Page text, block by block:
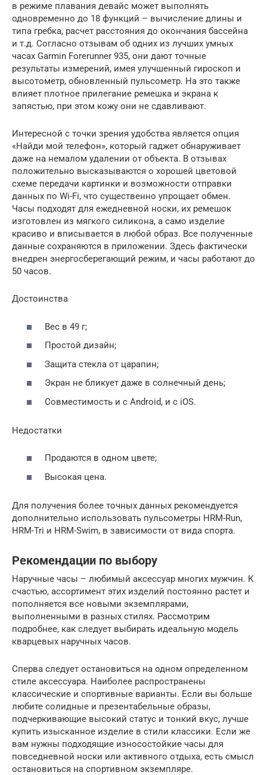
в режиме плавания девайс может выполнять
одновременно до 18 функций – вычисление длины и
типа гребка, расчет расстояния до окончания бассейна
и т.д. Согласно отзывам об одних из лучших умных
часах Garmin Forerunner 935, они дают точные
результаты измерений, имея улучшенный гироскоп и
высотометр, обновленный пульсометр. На это также
влияет плотное прилегание ремешка и экрана к
запястью, при этом кожу они не сдавливают.
Интересной с точки зрения удобства является опция
«Найди мой телефон», который гаджет обнаруживает
даже на немалом удалении от объекта. В отзывах
положительно высказываются о хорошей цветовой
схеме передачи картинки и возможности отправки
данных по Wi-Fi, что существенно упрощает обмен.
Часы подходят для ежедневной носки, их ремешок
изготовлен из мягкого силикона, а само изделие
красиво и вписывается в любой образ. Все полученные
данные сохраняются в приложении. Здесь фактически
внедрен энергосберегающий режим, и часы работают до
50 часов.
Достоинства
Вес в 49 г;
Простой дизайн;
Защита стекла от царапин;
Экран не бликует даже в солнечный день;
Совместимость и с Android, и с iOS.
Недостатки
Продаются в одном цвете;
Высокая цена.
Для получения более точных данных рекомендуется
дополнительно использовать пульсометры HRM-Run,
HRM-Tri и HRM-Swim, в зависимости от вида спорта.
Рекомендации по выбору
Наручные часы – любимый аксессуар многих мужчин. К
счастью, ассортимент этих изделий постоянно растет и
пополняется все новыми экземплярами,
выполненными в разных стилях. Рассмотрим
подробнее, как следует выбирать идеальную модель
кварцевых наручных часов.
Сперва следует остановиться на одном определенном
стиле аксессуара. Наиболее распространены
классические и спортивные варианты. Если вы больше
любите солидные и презентабельные образы,
подчеркивающие высокий статус и тонкий вкус, лучше
купить изысканное изделие в стили классики. Если же
вам нужны подходящие износостойкие часы для
повседневной носки или активного отдыха, есть смысл
остановиться на спортивном экземпляре.